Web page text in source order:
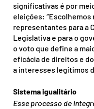
significativas é por
eleições: “Escolhemos
representantes para a
Legislativa e para o
o voto que define a
eficácia de direitos e
a interesses legítimos
Sistema igualitário
Esse processo de